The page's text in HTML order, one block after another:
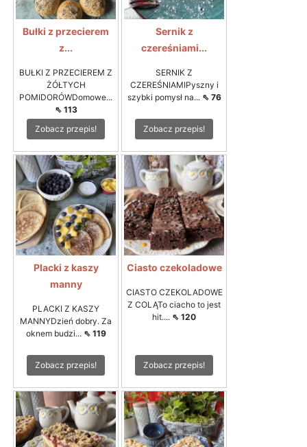
Bułki z przecierem
z...
BUŁKI Z PRZECIEREM Z
ŻÓŁTYCH
POMIDORÓWDomowe...
⇖ 113
Zobacz przepis!
Sernik z
czereśniami...
SERNIK Z
CZEREŚNIAMIPyszny i
szybki pomysł na... ⇖ 76
Zobacz przepis!
Placki z kaszy
manny
PLACKI Z KASZY
MANNYDzień dobry. Za
oknem budzi... ⇖ 119
Zobacz przepis!
Ciasto czekoladowe
CIASTO CZEKOLADOWE
Z COLĄTo ciacho to jest
hit.... ⇖ 120
Zobacz przepis!